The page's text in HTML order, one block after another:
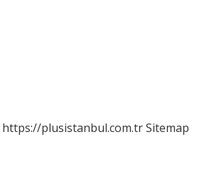
https://plusistanbul.com.trSitemap